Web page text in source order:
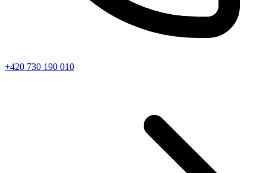
+420 730 190 010